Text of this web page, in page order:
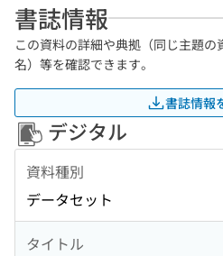
書誌情報
この資料の詳細や典拠（同じ主題
名）等を確認できます。
書誌情報
デジタル
資料種別
データセット
タイトル